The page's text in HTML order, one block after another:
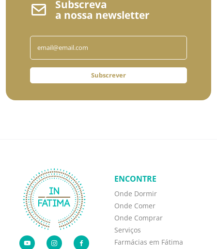
Subscreva
a nossa newsletter
Subscrever
ENCONTRE
Onde Dormir
Onde Comer
Onde Comprar
Serviços
Farmácias em Fátima